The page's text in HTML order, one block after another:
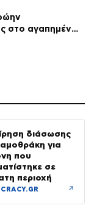
στο αγαπημένο
διάσωσης
για
που
σε
περιοχή
↗